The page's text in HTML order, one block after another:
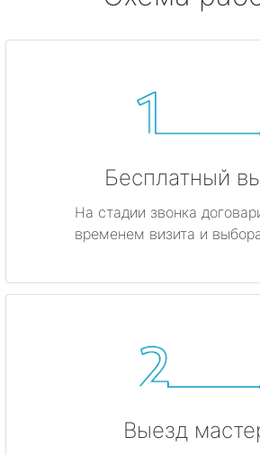
Бесплатный
На стадии звонка
временем визита и
Выезд